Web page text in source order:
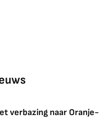
Bekijk deal
verbazing naar Oranje-